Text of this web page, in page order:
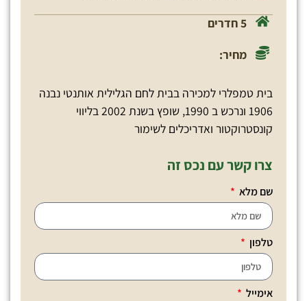
5 חדרים
מחיר:
בית טמפלרי למכירה בבית לחם הגלילית אותנטי נבנה
1906 ונרכש ב 1990, שופץ בשנת 2002 בליווי
קונסטרוקטור ואדריכלים לשימור
צרו קשר עם נכס זה
שם מלא
טלפון
אימייל